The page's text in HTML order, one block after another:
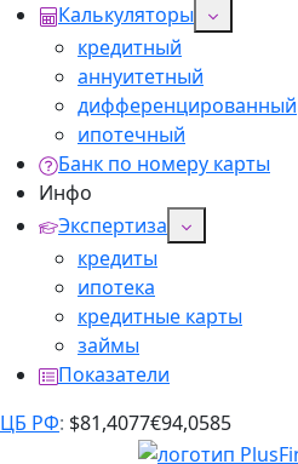
Калькуляторы
кредитный
аннуитетный
дифференцированный
ипотечный
Банк по номеру карты
Инфо
Экспертиза
кредиты
ипотека
кредитные карты
займы
Показатели
ЦБ РФ: $81,4077€94,0585